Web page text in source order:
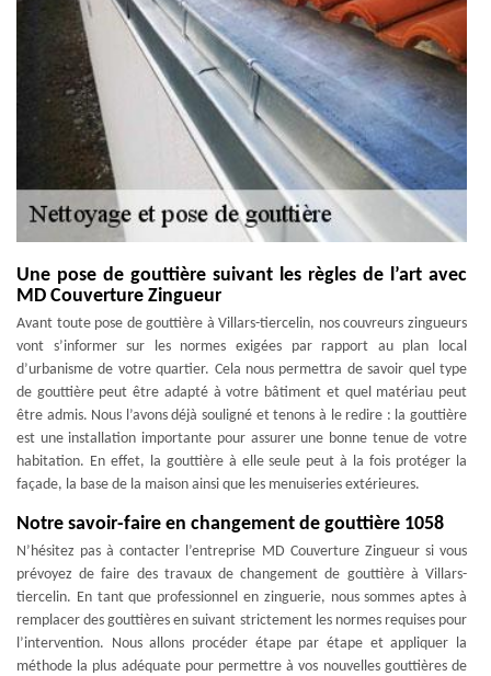
Une pose de gouttière suivant les règles de l’art avec
MD Couverture Zingueur
Avant toute pose de gouttière à Villars-tiercelin, nos couvreurs zingueurs
vont s’informer sur les normes exigées par rapport au plan local
d’urbanisme de votre quartier. Cela nous permettra de savoir quel type
de gouttière peut être adapté à votre bâtiment et quel matériau peut
être admis. Nous l’avons déjà souligné et tenons à le redire : la gouttière
est une installation importante pour assurer une bonne tenue de votre
habitation. En effet, la gouttière à elle seule peut à la fois protéger la
façade, la base de la maison ainsi que les menuiseries extérieures.
Notre savoir-faire en changement de gouttière 1058
N’hésitez pas à contacter l’entreprise MD Couverture Zingueur si vous
prévoyez de faire des travaux de changement de gouttière à Villars-
tiercelin. En tant que professionnel en zinguerie, nous sommes aptes à
remplacer des gouttières en suivant strictement les normes requises pour
l’intervention. Nous allons procéder étape par étape et appliquer la
méthode la plus adéquate pour permettre à vos nouvelles gouttières de